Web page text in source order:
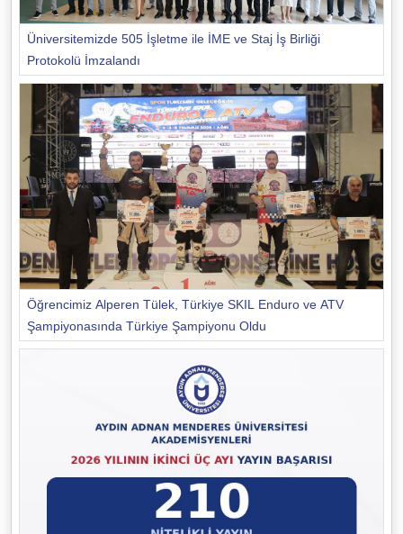
Üniversitemizde 505 İşletme ile İME ve Staj İş Birliği
Protokolü İmzalandı
Öğrencimiz Alperen Tülek, Türkiye SKIL Enduro ve ATV
Şampiyonasında Türkiye Şampiyonu Oldu